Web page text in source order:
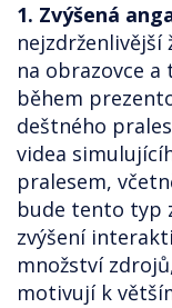
1. Zvýšená
nejzdrženlivější
na obrazovce
během
deštného
videa
pralesem,
bude tento typ
zvýšení
množství
motivují k